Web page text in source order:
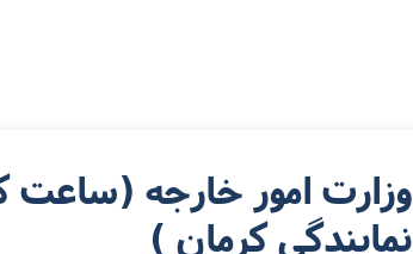
وزارت امور خارجه (ساعت
نمایندگی کرمان )